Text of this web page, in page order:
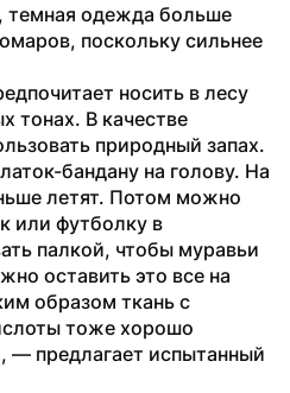
темная одежда больше
поскольку сильнее
носить в лесу
тонах. В качестве
природный запах.
бандану на голову. На
летят. Потом можно
или футболку в
палкой, чтобы муравьи
оставить это все на
образом ткань с
тоже хорошо
— предлагает испытанный